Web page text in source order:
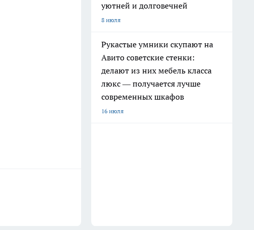
уютней и долговечней
8 июля
Рукастые умники скупают на
Авито советские стенки:
делают из них мебель класса
люкс — получается лучше
современных шкафов
16 июля